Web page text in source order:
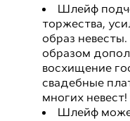
Шлейф
торжества,
образ
образом
восхищение
свадебные
многих невест!
Шлейф